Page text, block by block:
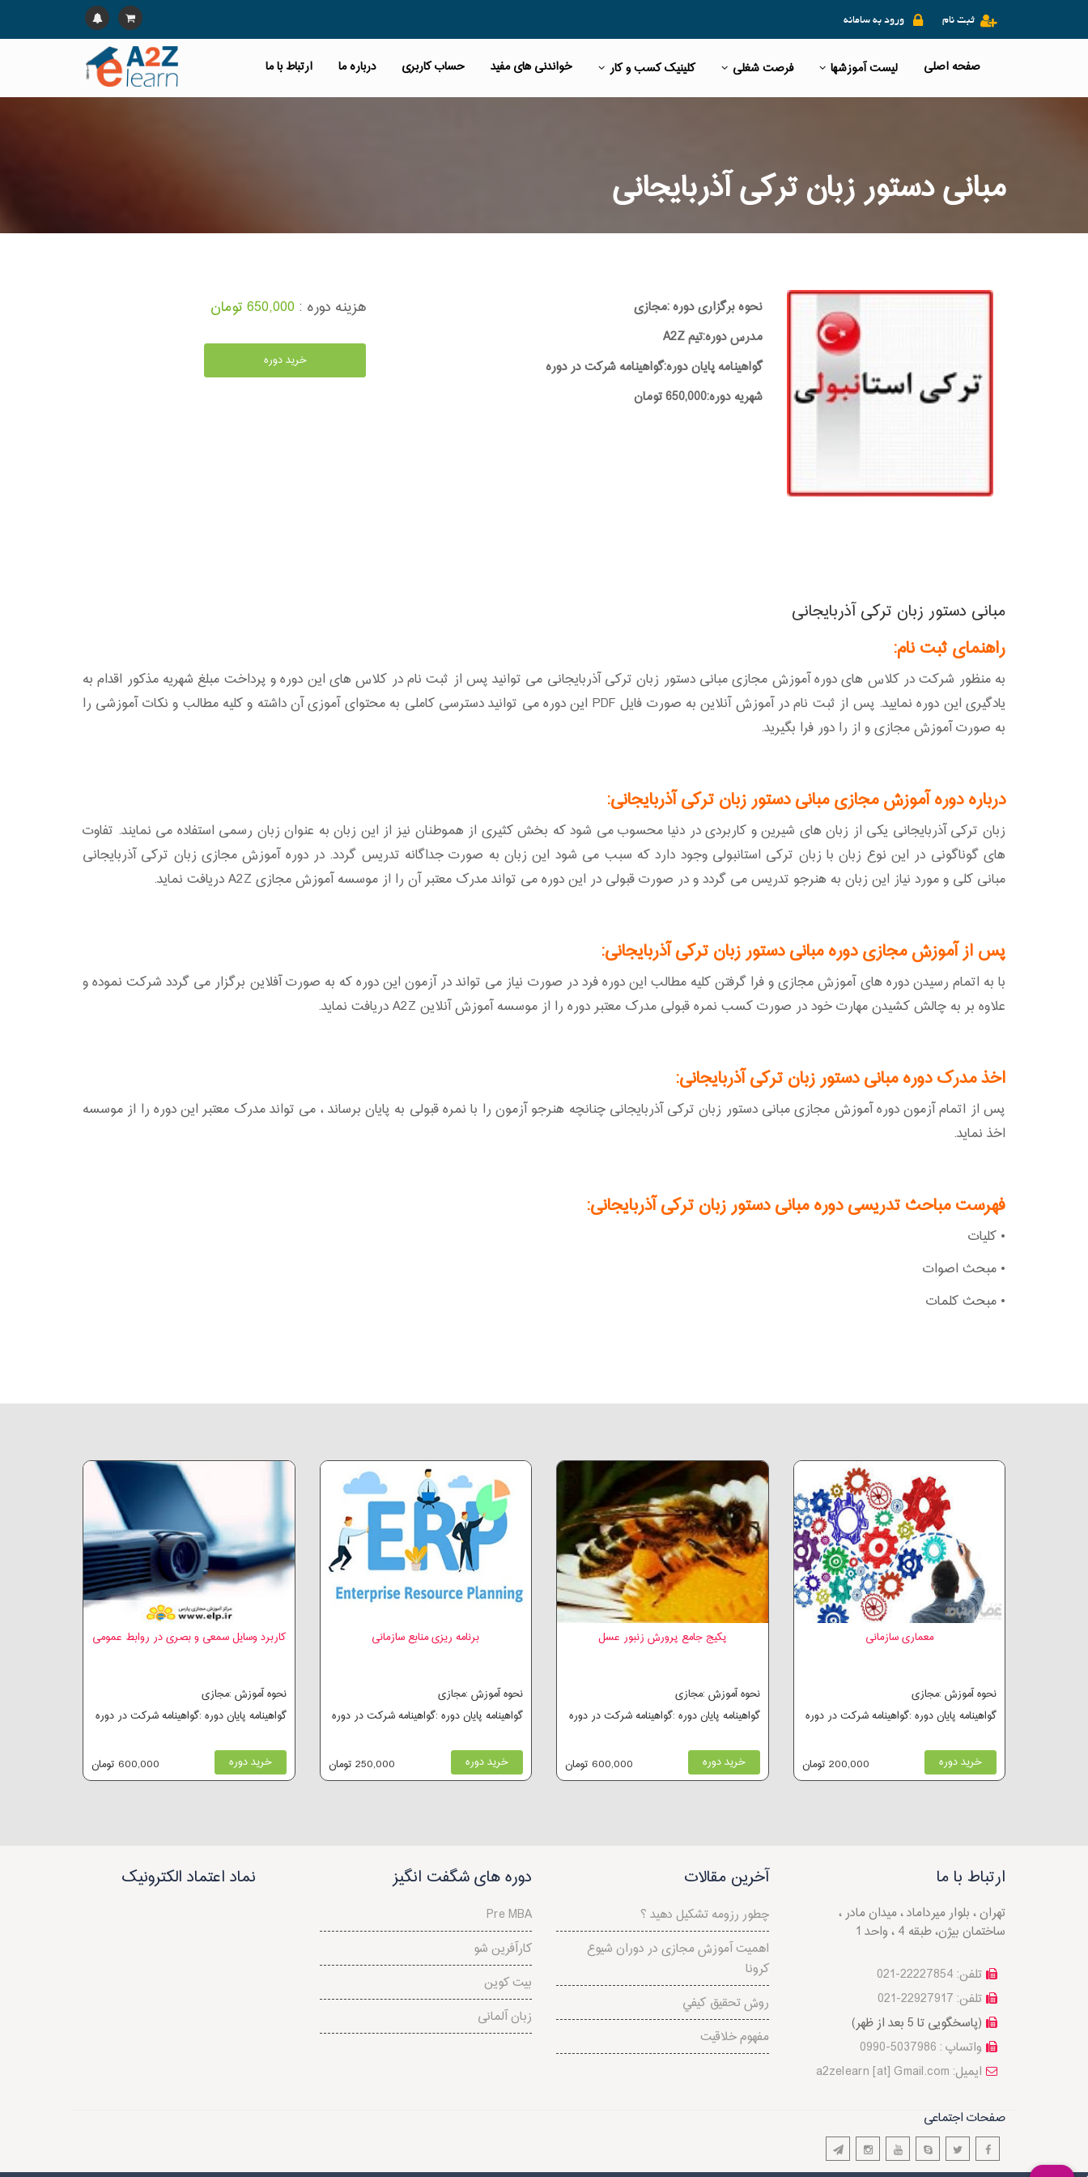
ورود به سامانه ثبت نام
صفحه اصلی لیست آموزشها فرصت شغلی کلینیک کسب و کار خواندنی های مفید حساب کاربری درباره ما ارتباط با ما
مبانی دستور زبان ترکی آذربایجانی
نحوه برگزاری دوره :مجازی
مدرس دوره:تیم A2Z
گواهینامه پایان دوره:گواهینامه شرکت در دوره
شهریه دوره:650,000 تومان
هزینه دوره : 650,000 تومان
خرید دوره
مبانی دستور زبان ترکی آذربایجانی
راهنمای ثبت نام:
به منظور شرکت در کلاس های دوره آموزش مجازی مبانی دستور زبان ترکی آذربایجانی می توانید پس از ثبت نام در کلاس های این دوره و پرداخت مبلغ شهریه مذکور اقدام به
یادگیری این دوره نمایید. پس از ثبت نام در آموزش آنلاین به صورت فایل PDF این دوره می توانید دسترسی کاملی به محتوای آموزی آن داشته و کلیه مطالب و نکات آموزشی را
به صورت آموزش مجازی و از را دور فرا بگیرید.
درباره دوره آموزش مجازی مبانی دستور زبان ترکی آذربایجانی:
زبان ترکی آذربایجانی یکی از زبان های شیرین و کاربردی در دنیا محسوب می شود که بخش کثیری از هموطنان نیز از این زبان به عنوان زبان رسمی استفاده می نمایند. تفاوت
های گوناگونی در این نوع زبان با زبان ترکی استانبولی وجود دارد که سبب می شود این زبان به صورت جداگانه تدریس گردد. در دوره آموزش مجازی زبان ترکی آذربایجانی
مبانی کلی و مورد نیاز این زبان به هنرجو تدریس می گردد و در صورت قبولی در این دوره می تواند مدرک معتبر آن را از موسسه آموزش مجازی A2Z دریافت نماید.
پس از آموزش مجازی دوره مبانی دستور زبان ترکی آذربایجانی:
با به اتمام رسیدن دوره های آموزش مجازی و فرا گرفتن کلیه مطالب این دوره فرد در صورت نیاز می تواند در آزمون این دوره که به صورت آفلاین برگزار می گردد شرکت نموده و
علاوه بر به چالش کشیدن مهارت خود در صورت کسب نمره قبولی مدرک معتبر دوره را از موسسه آموزش آنلاین A2Z دریافت نماید.
اخذ مدرک دوره مبانی دستور زبان ترکی آذربایجانی:
پس از اتمام آزمون دوره آموزش مجازی مبانی دستور زبان ترکی آذربایجانی چنانچه هنرجو آزمون را با نمره قبولی به پایان برساند ، می تواند مدرک معتبر این دوره را از موسسه
اخذ نماید.
فهرست مباحث تدریسی دوره مبانی دستور زبان ترکی آذربایجانی:
• کلیات
• مبحث اصوات
• مبحث کلمات
کاربرد وسایل سمعی و بصری در روابط عمومی
نحوه آموزش :مجازی
گواهینامه پایان دوره :گواهینامه شرکت در دوره
خرید دوره 600,000 تومان
برنامه ریزی منابع سازمانی
نحوه آموزش :مجازی
گواهینامه پایان دوره :گواهینامه شرکت در دوره
خرید دوره 250,000 تومان
پکیج جامع پرورش زنبور عسل
نحوه آموزش :مجازی
گواهینامه پایان دوره :گواهینامه شرکت در دوره
خرید دوره 600,000 تومان
معماری سازمانی
نحوه آموزش :مجازی
گواهینامه پایان دوره :گواهینامه شرکت در دوره
خرید دوره 200,000 تومان
ارتباط با ما
تهران ، بلوار میرداماد ، میدان مادر ،
ساختمان بیژن، طبقه 4 ، واحد 1
تلفن: 22227854-021
تلفن: 22927917-021
(پاسخگویی تا 5 بعد از ظهر)
واتساپ : 5037986-0990
a2zelearn [at] Gmail.com :ایمیل
آخرین مقالات
چطور رزومه تشکیل دهید ؟
اهمیت آموزش مجازی در دوران شیوع
کرونا
روش تحقيق كيفي
مفهوم خلاقيت
دوره های شگفت انگیز
Pre MBA
کارآفرین شو
بیت کوین
زبان آلمانی
نماد اعتماد الکترونیک
صفحات اجتماعی